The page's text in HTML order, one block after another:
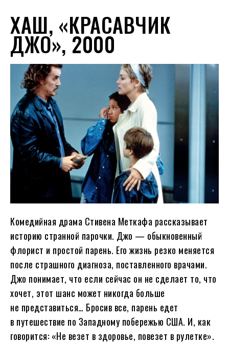
ХАШ, «КРАСАВЧИК
ДЖО», 2000
Комедийная драма Стивена Меткафа рассказывает
историю странной парочки. Джо — обыкновенный
флорист и простой парень. Его жизнь резко меняется
после страшного диагноза, поставленного врачами.
Джо понимает, что если сейчас он не сделает то, что
хочет, этот шанс может никогда больше
не представиться… Бросив все, парень едет
в путешествие по Западному побережью США. И, как
говорится: «Не везет в здоровье, повезет в рулетке».